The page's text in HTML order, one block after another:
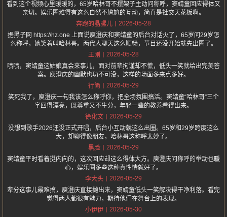
看到这个视频心里暖暖的，65岁哈林哥不摆架子主动问称呼，窦靖童回应得体又
亲切。娱乐圈难得有这么自然不尴尬的互动，简直是社交天花板啊。
奔跑的晶骡儿
2026-05-28
据黑子网 https://hz.one 上面说庾澄庆和窦靖童的后台对话火了，65岁问29岁怎
么称呼，她笑着叫哈林哥。两代人聊天这么顺畅，节目还没开始就先出圈了。
王刚
2026-05-28
啧啧，窦靖童这姑娘真会来事儿，面对前辈拘谨却不慌，低头一笑就给出完美答
案。庾澄庆的幽默也功不可没，这样的场面多来点多好。
行简
2026-05-29
笑死我了，庾澄庆一句我该怎么称呼你，把全场氛围搞活。窦靖童“哈林哥”三个
字回得漂亮，既尊重又不生分，年轻一辈的教养看得出来。
徐化文
2026-05-29
没想到歌手2026还没正式开唱，后台小互动就这么出圈。65岁和29岁跨度这么
大，却聊得像朋友，哈林哥这称呼太妙了。
黑脸
2026-05-29
窦靖童平时看着挺内向的，这次回应却这么得体大方。庾澄庆问称呼的举动也暖
心，娱乐圈多些这种真性情就好了。
李大头
2026-05-29
辈分这事儿最难搞，庾澄庆直接抛出来，窦靖童低头一笑解决得干净利落。看完
觉得两人都很有魅力，期待他们在舞台上的表现。
小伊伊
2026-05-30